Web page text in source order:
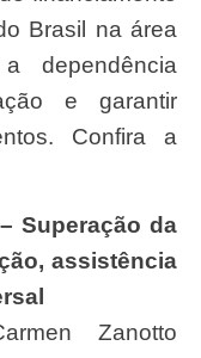
Brasil na área
dependência
e garantir
Confira a
Superação da
assistência
Zanotto